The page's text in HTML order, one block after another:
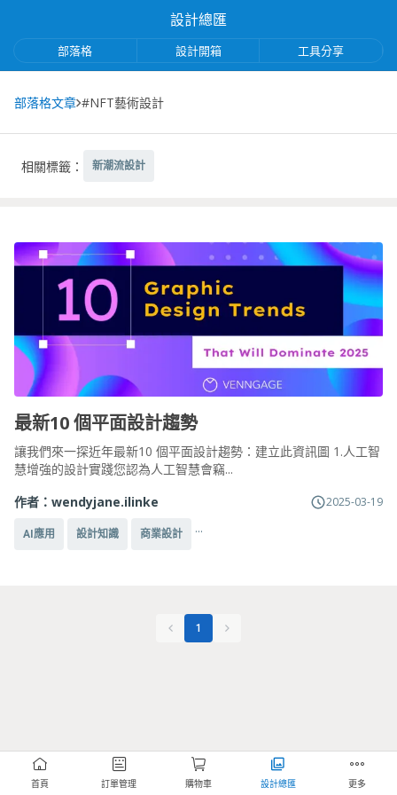
設計總匯
部落格 設計開箱 工具分享
部落格文章 #NFT藝術設計
相關標籤： 新潮流設計
最新10 個平面設計趨勢
讓我們來一探近年最新10 個平面設計趨勢：建立此資訊圖 1.人工智
慧增強的設計實踐您認為人工智慧會竊...
作者： wendyjane.ilinke 2025-03-19
AI應用 設計知識 商業設計 ...
1
首頁 訂單管理 購物車 設計總匯 更多